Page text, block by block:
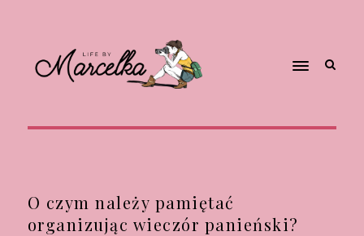
O czym należy pamiętać
organizując wieczór panieński?